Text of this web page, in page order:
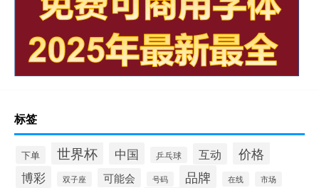
标签
下单 世界杯 中国 乒乓球 互动 价格
博彩 双子座 可能会 号码 品牌 在线 市场